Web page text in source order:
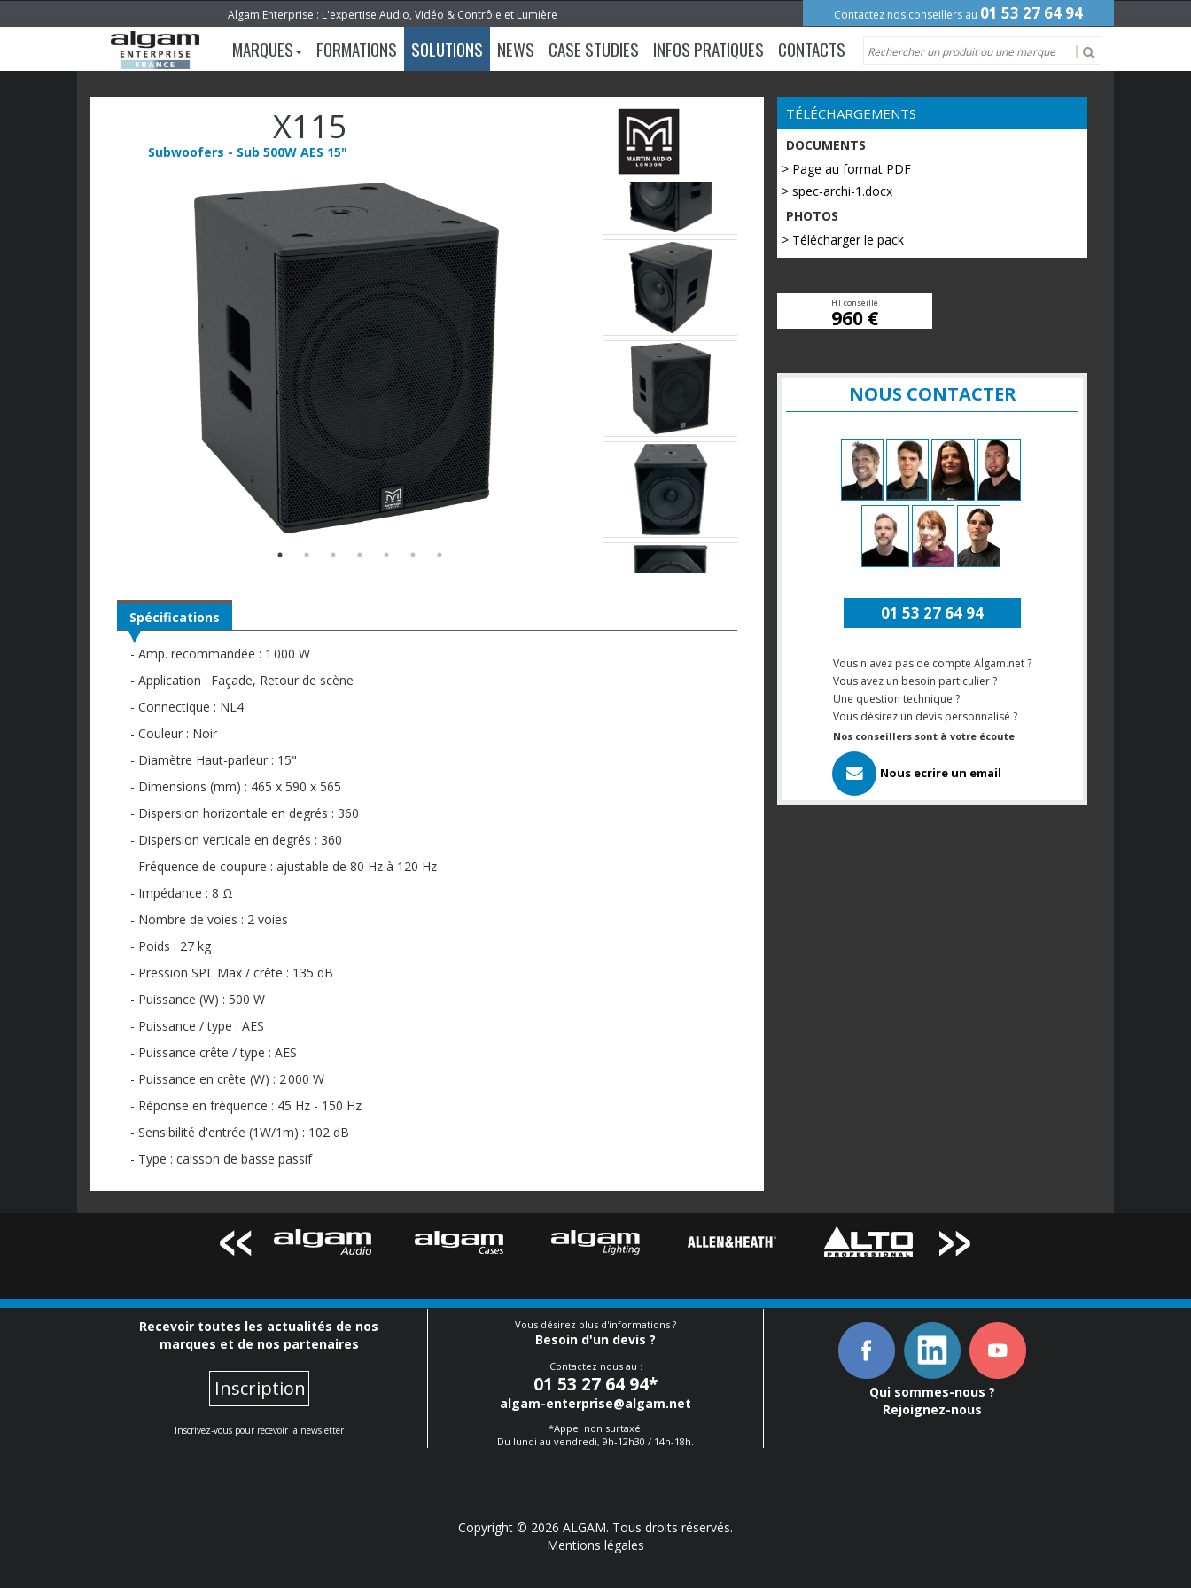
Algam Enterprise : L'expertise Audio, Vidéo & Contrôle et Lumière Contactez nos conseillers au 01 53 27 64 94
MARQUES FORMATIONS SOLUTIONS NEWS CASE STUDIES INFOS PRATIQUES CONTACTS
X115
Subwoofers - Sub 500W AES 15"
Spécifications
- Amp. recommandée : 1 000 W
- Application : Façade, Retour de scène
- Connectique : NL4
- Couleur : Noir
- Diamètre Haut-parleur : 15"
- Dimensions (mm) : 465 x 590 x 565
- Dispersion horizontale en degrés : 360
- Dispersion verticale en degrés : 360
- Fréquence de coupure : ajustable de 80 Hz à 120 Hz
- Impédance : 8 Ω
- Nombre de voies : 2 voies
- Poids : 27 kg
- Pression SPL Max / crête : 135 dB
- Puissance (W) : 500 W
- Puissance / type : AES
- Puissance crête / type : AES
- Puissance en crête (W) : 2 000 W
- Réponse en fréquence : 45 Hz - 150 Hz
- Sensibilité d'entrée (1W/1m) : 102 dB
- Type : caisson de basse passif
TÉLÉCHARGEMENTS
DOCUMENTS
> Page au format PDF
> spec-archi-1.docx
PHOTOS
> Télécharger le pack
HT conseillé
960 €
NOUS CONTACTER
01 53 27 64 94
Vous n'avez pas de compte Algam.net ?
Vous avez un besoin particulier ?
Une question technique ?
Vous désirez un devis personnalisé ?
Nos conseillers sont à votre écoute
Nous ecrire un email
Recevoir toutes les actualités de nos
marques et de nos partenaires
Inscription
Inscrivez-vous pour recevoir la newsletter
Vous désirez plus d'informations ?
Besoin d'un devis ?
Contactez nous au :
01 53 27 64 94*
algam-enterprise@algam.net
*Appel non surtaxé.
Du lundi au vendredi, 9h-12h30 / 14h-18h.
Qui sommes-nous ?
Rejoignez-nous
Copyright © 2026 ALGAM. Tous droits réservés.
Mentions légales